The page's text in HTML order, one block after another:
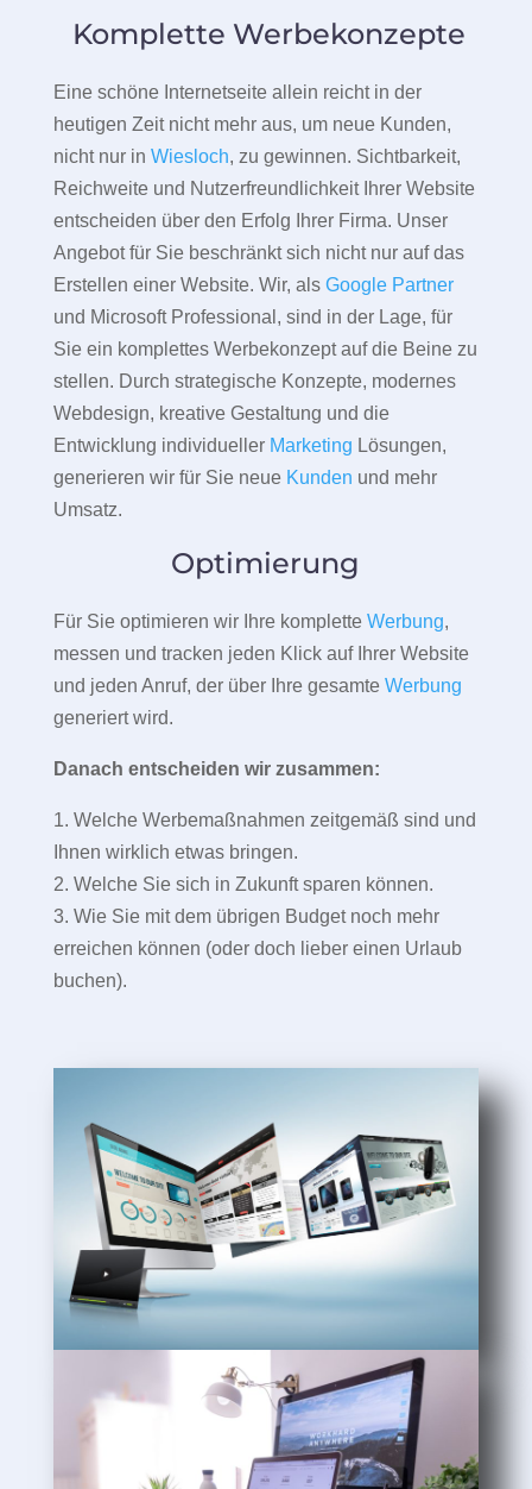
Komplette Werbekonzepte
Eine schöne Internetseite allein reicht in der
heutigen Zeit nicht mehr aus, um neue Kunden,
nicht nur in Wiesloch, zu gewinnen. Sichtbarkeit,
Reichweite und Nutzerfreundlichkeit Ihrer Website
entscheiden über den Erfolg Ihrer Firma. Unser
Angebot für Sie beschränkt sich nicht nur auf das
Erstellen einer Website. Wir, als Google Partner
und Microsoft Professional, sind in der Lage, für
Sie ein komplettes Werbekonzept auf die Beine zu
stellen. Durch strategische Konzepte, modernes
Webdesign, kreative Gestaltung und die
Entwicklung individueller Marketing Lösungen,
generieren wir für Sie neue Kunden und mehr
Umsatz.
Optimierung
Für Sie optimieren wir Ihre komplette Werbung,
messen und tracken jeden Klick auf Ihrer Website
und jeden Anruf, der über Ihre gesamte Werbung
generiert wird.
Danach entscheiden wir zusammen:
1. Welche Werbemaßnahmen zeitgemäß sind und
Ihnen wirklich etwas bringen.
2. Welche Sie sich in Zukunft sparen können.
3. Wie Sie mit dem übrigen Budget noch mehr
erreichen können (oder doch lieber einen Urlaub
buchen).